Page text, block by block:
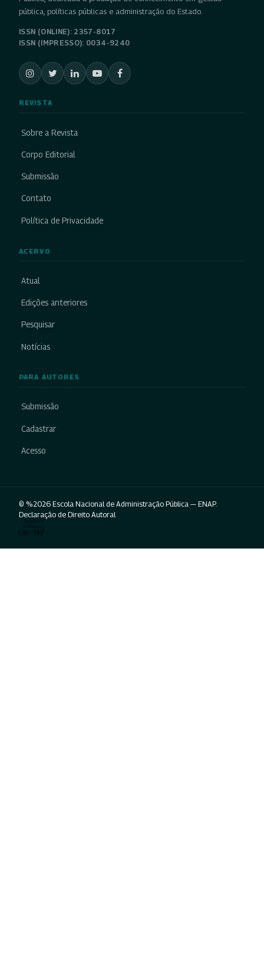
pública, políticas públicas e administração do Estado.
ISSN (ONLINE): 2357-8017
ISSN (IMPRESSO): 0034-9240
REVISTA
Sobre a Revista
Corpo Editorial
Submissão
Contato
Política de Privacidade
ACERVO
Atual
Edições anteriores
Pesquisar
Notícias
PARA AUTORES
Submissão
Cadastrar
Acesso
© %2026 Escola Nacional de Administração Pública — ENAP.
Declaração de Direito Autoral